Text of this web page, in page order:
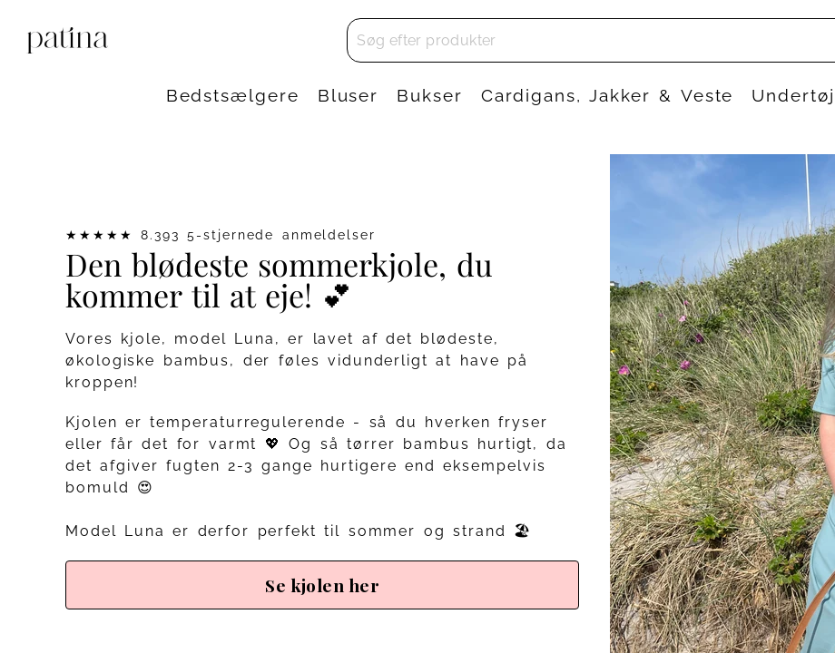
Bedstsælgere Bluser Bukser Cardigans, Jakker & Veste Undertøj
★★★★★ 8.393 5-stjernede anmeldelser
Den blødeste sommerkjole, du
kommer til at eje! 💕
Vores kjole, model Luna, er lavet af det blødeste,
økologiske bambus, der føles vidunderligt at have på
kroppen!
Kjolen er temperaturregulerende - så du hverken fryser
eller får det for varmt 💖 Og så tørrer bambus hurtigt, da
det afgiver fugten 2-3 gange hurtigere end eksempelvis
bomuld 😍
Model Luna er derfor perfekt til sommer og strand 🏖️
Se kjolen her